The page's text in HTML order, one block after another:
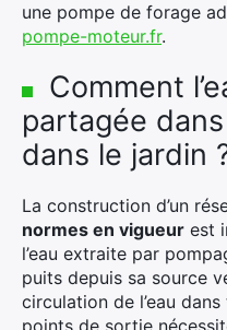
une pompe de forage
pompe-moteur.fr.
Comment
partagée
dans le jardin
La construction d’un
normes en vigueur est
l’eau extraite par
puits depuis sa source
circulation de l’eau
points de sortie